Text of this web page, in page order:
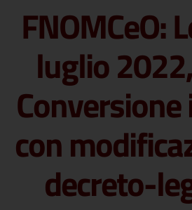
FNOMCeO:
luglio
con
decreto-